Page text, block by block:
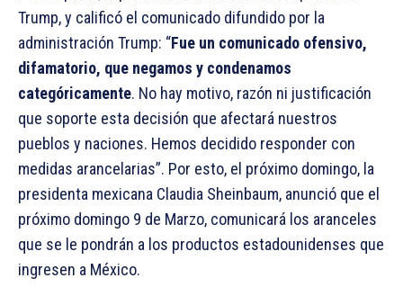
Trump, y calificó el comunicado difundido por la
administración Trump: “Fue un comunicado ofensivo,
difamatorio, que negamos y condenamos
categóricamente. No hay motivo, razón ni justificación
que soporte esta decisión que afectará nuestros
pueblos y naciones. Hemos decidido responder con
medidas arancelarias”. Por esto, el próximo domingo, la
presidenta mexicana Claudia Sheinbaum, anunció que el
próximo domingo 9 de Marzo, comunicará los aranceles
que se le pondrán a los productos estadounidenses que
ingresen a México.